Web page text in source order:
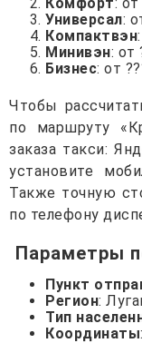
Универсал:
Компактвэн
Минивэн: от
Бизнес: от
Чтобы
по маршруту
заказа такси:
установите
Также точную
по телефону
Параметры
Пункт
Регион:
Тип
Координаты